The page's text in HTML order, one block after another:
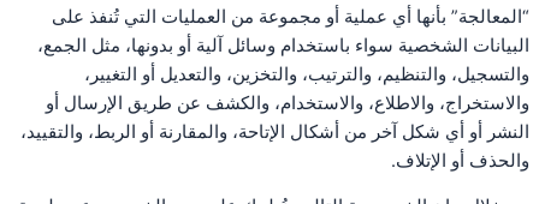
“المعالجة” بأنها أي عملية أو مجموعة من العمليات التي تُنفذ على
البيانات الشخصية سواء باستخدام وسائل آلية أو بدونها، مثل الجمع،
والتسجيل، والتنظيم، والترتيب، والتخزين، والتعديل أو التغيير،
والاستخراج، والاطلاع، والاستخدام، والكشف عن طريق الإرسال أو
النشر أو أي شكل آخر من أشكال الإتاحة، والمقارنة أو الربط، والتقييد،
والحذف أو الإتلاف.